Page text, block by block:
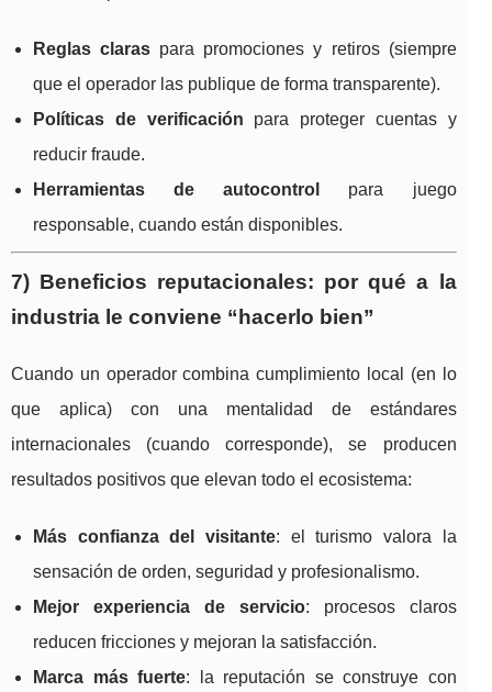
Reglas claras para promociones y retiros (siempre
que el operador las publique de forma transparente).
Políticas de verificación para proteger cuentas y
reducir fraude.
Herramientas de autocontrol
para juego
responsable, cuando están disponibles.
7) Beneficios reputacionales: por qué a la
industria le conviene “hacerlo bien”
Cuando un operador combina cumplimiento local (en lo
que aplica) con una mentalidad de estándares
internacionales (cuando corresponde), se producen
resultados positivos que elevan todo el ecosistema:
Más confianza del visitante: el turismo valora la
sensación de orden, seguridad y profesionalismo.
Mejor experiencia de servicio: procesos claros
reducen fricciones y mejoran la satisfacción.
Marca más fuerte: la reputación se construye con